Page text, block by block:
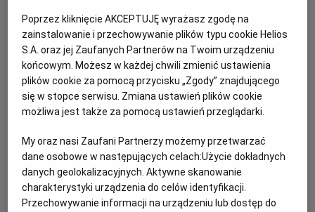
Poprzez kliknięcie AKCEPTUJĘ wyrażasz zgodę na
zainstalowanie i przechowywanie plików typu cookie Helios
S.A. oraz jej Zaufanych Partnerów na Twoim urządzeniu
końcowym. Możesz w każdej chwili zmienić ustawienia
plików cookie za pomocą przycisku „Zgody” znajdującego
się w stopce serwisu. Zmiana ustawień plików cookie
możliwa jest także za pomocą ustawień przeglądarki.
My oraz nasi Zaufani Partnerzy możemy przetwarzać
dane osobowe w następujących celach:Użycie dokładnych
danych geolokalizacyjnych. Aktywne skanowanie
charakterystyki urządzenia do celów identyfikacji.
Przechowywanie informacji na urządzeniu lub dostęp do